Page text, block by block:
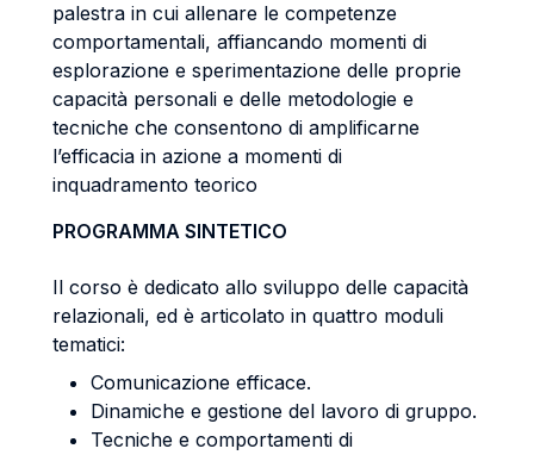
palestra in cui allenare le competenze
comportamentali, affiancando momenti di
esplorazione e sperimentazione delle proprie
capacità personali e delle metodologie e
tecniche che consentono di amplificarne
l’efficacia in azione a momenti di
inquadramento teorico
PROGRAMMA SINTETICO
Il corso è dedicato allo sviluppo delle capacità
relazionali, ed è articolato in quattro moduli
tematici:
Comunicazione efficace.
Dinamiche e gestione del lavoro di gruppo.
Tecniche e comportamenti di